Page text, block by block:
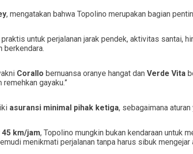
, mengatakan bahwa Topolino merupakan bagian
untuk perjalanan jarak pendek, aktivitas
berkendara.
Corallo bernuansa oranye hangat dan Verde Vita
gayaku.”
asuransi minimal pihak ketiga, sebagaimana
45 km/jam, Topolino mungkin bukan kendaraan untuk
menikmati perjalanan tanpa harus sibuk